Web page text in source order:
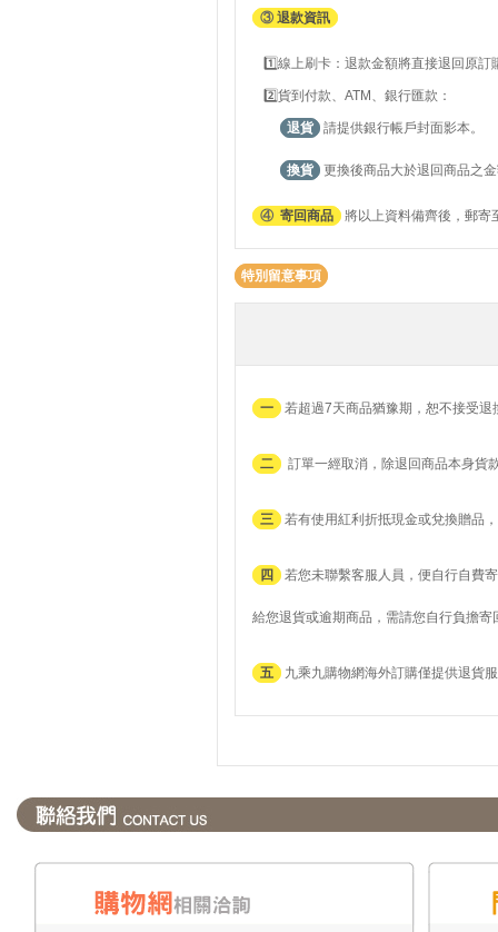
③ 退款資訊
1️⃣線上刷卡：退款金額將直接退回原訂
2️⃣貨到付款、ATM、銀行匯款：
退貨 請提供銀行帳戶封面影本。
換貨 更換後商品大於退回商品之
④ 寄回商品 將以上資料備齊後，郵寄
特別留意事項
一 若超過7天商品猶豫期，恕不接受退
二 訂單一經取消，除退回商品本身貨
三 若有使用紅利折抵現金或兌換贈品
四 若您未聯繫客服人員，便自行自費
給您退貨或逾期商品，需請您自行負擔寄
五 九乘九購物網海外訂購僅提供退貨